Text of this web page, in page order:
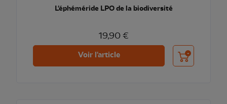
L'éphéméride LPO de la biodiversité
19,90 €
Voir l'article Ajouter au